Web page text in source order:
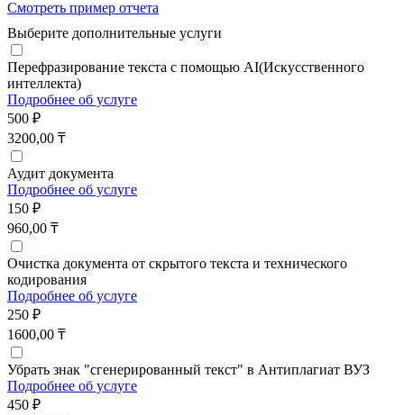
Смотреть пример отчета
Выберите дополнительные услуги
Перефразирование текста с помощью AI(Искусственного
интеллекта)
Подробнее об услуге
500 ₽
3200,00 ₸
Аудит документа
Подробнее об услуге
150 ₽
960,00 ₸
Очистка документа от скрытого текста и технического
кодирования
Подробнее об услуге
250 ₽
1600,00 ₸
Убрать знак "сгенерированный текст" в Антиплагиат ВУЗ
Подробнее об услуге
450 ₽